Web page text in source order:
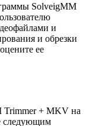
SolveigMM
и
и обрезки
ее
Trimmer + MKV на
следующим